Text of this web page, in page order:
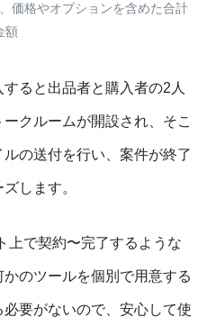
価格やオプションを含めた合計
額
ると出品者と購入者の2人
クルームが開設され、そこ
の送付を行い、案件が終了
します。
上で契約〜完了するような
のツールを個別で用意する
要がないので、安心して使